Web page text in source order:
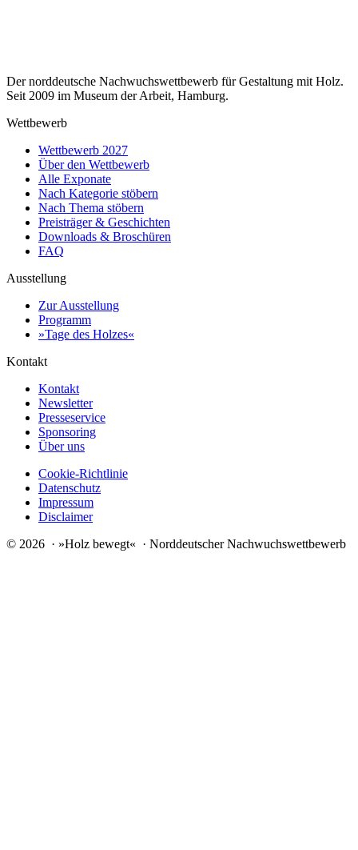
Der norddeutsche Nachwuchswettbewerb für Gestaltung mit Holz.
Seit 2009 im Museum der Arbeit, Hamburg.
Wettbewerb
Wettbewerb 2027
Über den Wettbewerb
Alle Exponate
Nach Kategorie stöbern
Nach Thema stöbern
Preisträger & Geschichten
Downloads & Broschüren
FAQ
Ausstellung
Zur Ausstellung
Programm
»Tage des Holzes«
Kontakt
Kontakt
Newsletter
Presseservice
Sponsoring
Über uns
Cookie-Richtlinie
Datenschutz
Impressum
Disclaimer
© 2026 · »Holz bewegt« · Norddeutscher Nachwuchswettbewerb